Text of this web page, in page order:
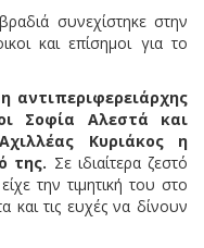
συνεχίστηκε στην
και επίσημοι για το
η αντιπεριφερειάρχης
Σοφία Αλεστά και
Κυριάκος η
της. Σε ιδιαίτερα ζεστό
την τιμητική του στο
και τις ευχές να δίνουν